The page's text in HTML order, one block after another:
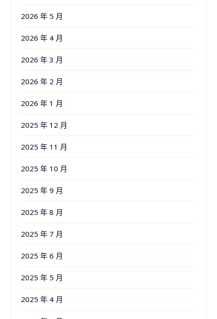
2026 年 5 月
2026 年 4 月
2026 年 3 月
2026 年 2 月
2026 年 1 月
2025 年 12 月
2025 年 11 月
2025 年 10 月
2025 年 9 月
2025 年 8 月
2025 年 7 月
2025 年 6 月
2025 年 5 月
2025 年 4 月